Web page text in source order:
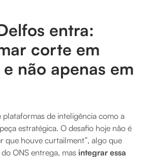
entra:
corte em
não apenas em
plataformas de inteligência como a
estratégica. O desafio hoje não é
que houve curtailment”, algo que
ONS entrega, mas integrar essa